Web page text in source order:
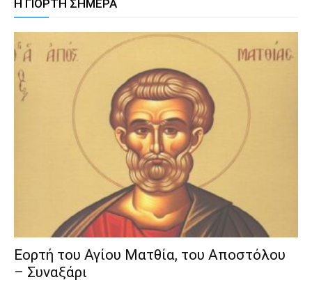
Η ΓΙΟΡΤΗ ΣΗΜΕΡΑ
Εορτή του Αγίου Ματθία, του Αποστόλου
– Συναξάρι